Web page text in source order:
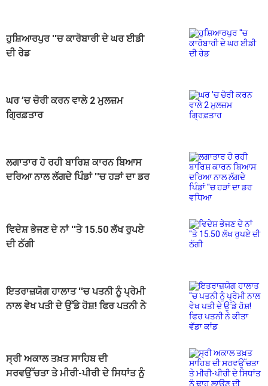
ਹੁਸ਼ਿਆਰਪੁਰ ''ਚ ਕਾਰੋਬਾਰੀ ਦੇ ਘਰ ਈਡੀ
ਦੀ ਰੇਡ
ਘਰ ’ਚ ਚੋਰੀ ਕਰਨ ਵਾਲੇ 2 ਮੁਲਜ਼ਮ
ਗ੍ਰਿਫ਼ਤਾਰ
ਲਗਾਤਾਰ ਹੋ ਰਹੀ ਬਾਰਿਸ਼ ਕਾਰਨ ਬਿਆਸ
ਦਰਿਆ ਨਾਲ ਲੱਗਦੇ ਪਿੰਡਾਂ ''ਚ ਹੜਾਂ ਦਾ ਡਰ
ਵਿਦੇਸ਼ ਭੇਜਣ ਦੇ ਨਾਂ ''ਤੇ 15.50 ਲੱਖ ਰੁਪਏ
ਦੀ ਠੱਗੀ
ਇਤਰਾਜ਼ਯੋਗ ਹਾਲਾਤ ''ਚ ਪਤਨੀ ਨੂੰ ਪ੍ਰੇਮੀ
ਨਾਲ ਵੇਖ ਪਤੀ ਦੇ ਉੱਡੇ ਹੋਸ਼! ਫਿਰ ਪਤਨੀ ਨੇ
ਸ੍ਰੀ ਅਕਾਲ ਤਖ਼ਤ ਸਾਹਿਬ ਦੀ
ਸਰਵਉੱਚਤਾ ਤੇ ਮੀਰੀ-ਪੀਰੀ ਦੇ ਸਿਧਾਂਤ ਨੂੰ